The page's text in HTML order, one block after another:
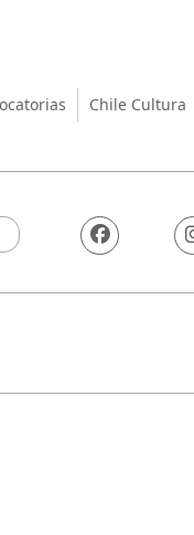
el
Chile Cultura